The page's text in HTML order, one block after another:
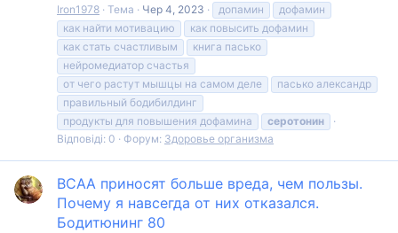
Iron1978 Тема Чер 4, 2023 допамин
дофамин
как найти мотивацию
как повысить дофамин
как стать счастливым
книга пасько
нейромедиатор счастья
от чего растут мышцы на самом деле
пасько александр
правильный бодибилдинг
продукты для повышения дофамина
серотонин
Відповіді: 0
Форум: Здоровье организма
BCAA приносят больше вреда, чем пользы.
Почему я навсегда от них отказался.
Бодитюнинг 80